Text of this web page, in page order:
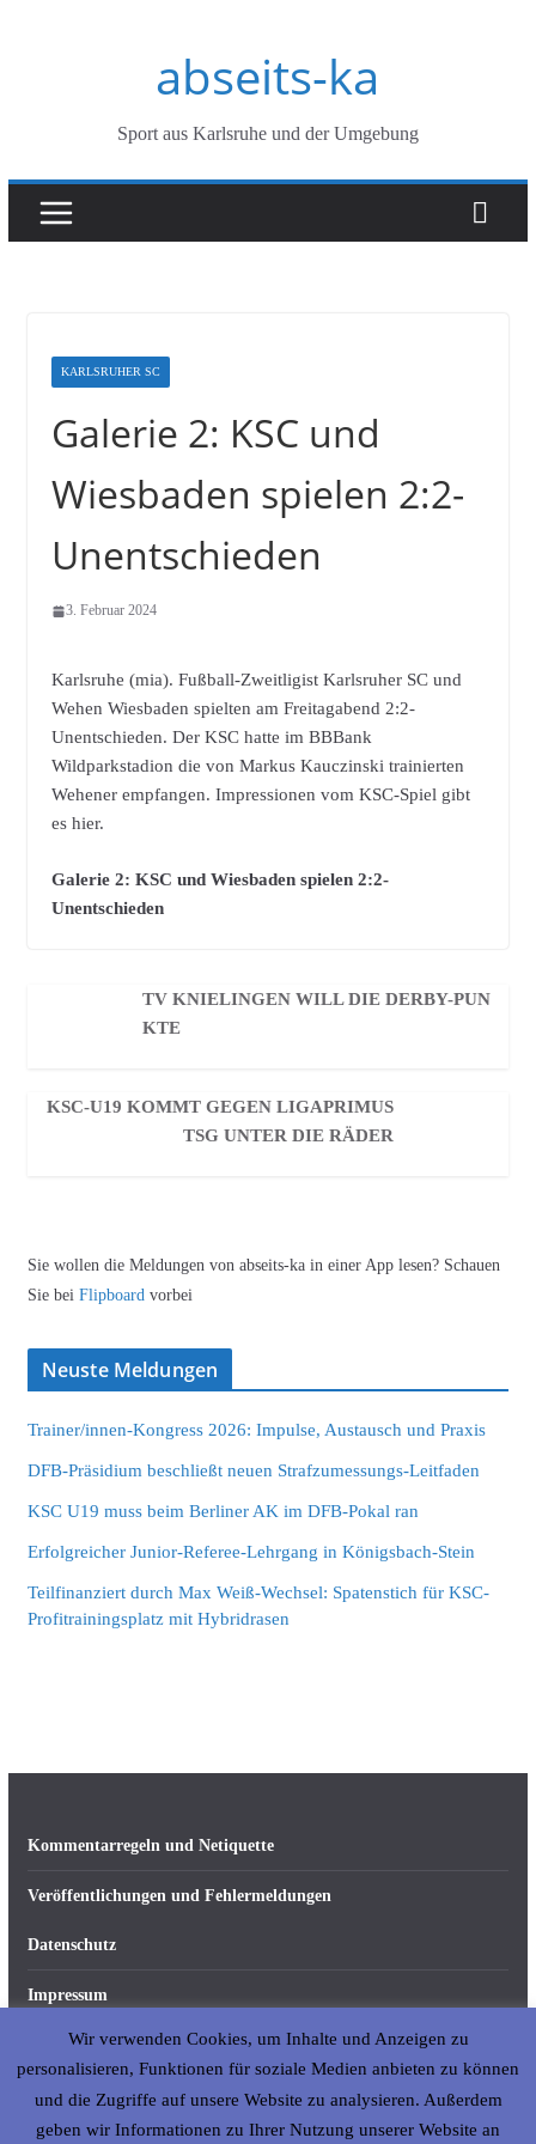
abseits-ka
Sport aus Karlsruhe und der Umgebung
KARLSRUHER SC
Galerie 2: KSC und
Wiesbaden spielen 2:2-
Unentschieden
3. Februar 2024
Karlsruhe (mia). Fußball-Zweitligist Karlsruher SC und
Wehen Wiesbaden spielten am Freitagabend 2:2-
Unentschieden. Der KSC hatte im BBBank
Wildparkstadion die von Markus Kauczinski trainierten
Wehener empfangen. Impressionen vom KSC-Spiel gibt
es hier.
Galerie 2: KSC und Wiesbaden spielen 2:2-
Unentschieden
TV KNIELINGEN WILL DIE DERBY-PUN
KTE
KSC-U19 KOMMT GEGEN LIGAPRIMUS
TSG UNTER DIE RÄDER
Sie wollen die Meldungen von abseits-ka in einer App lesen? Schauen
Sie bei Flipboard vorbei
Neuste Meldungen
Trainer/innen-Kongress 2026: Impulse, Austausch und Praxis
DFB-Präsidium beschließt neuen Strafzumessungs-Leitfaden
KSC U19 muss beim Berliner AK im DFB-Pokal ran
Erfolgreicher Junior-Referee-Lehrgang in Königsbach-Stein
Teilfinanziert durch Max Weiß-Wechsel: Spatenstich für KSC-
Profitrainingsplatz mit Hybridrasen
Kommentarregeln und Netiquette
Veröffentlichungen und Fehlermeldungen
Datenschutz
Impressum
Über abseits-ka.de
Wir verwenden Cookies, um Inhalte und Anzeigen zu
personalisieren, Funktionen für soziale Medien anbieten zu können
und die Zugriffe auf unsere Website zu analysieren. Außerdem
geben wir Informationen zu Ihrer Nutzung unserer Website an